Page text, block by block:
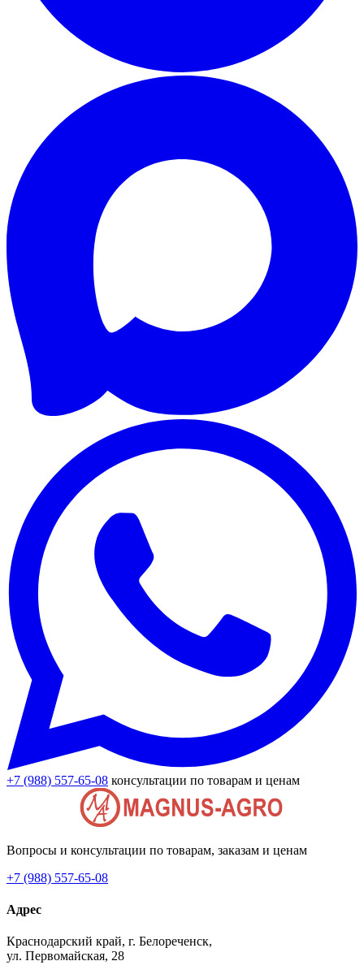
+7 (988) 557-65-08 консультации по товарам и ценам
Вопросы и консультации по товарам, заказам и ценам
+7 (988) 557-65-08
Адрес
Краснодарский край, г. Белореченск,
ул. Первомайская, 28